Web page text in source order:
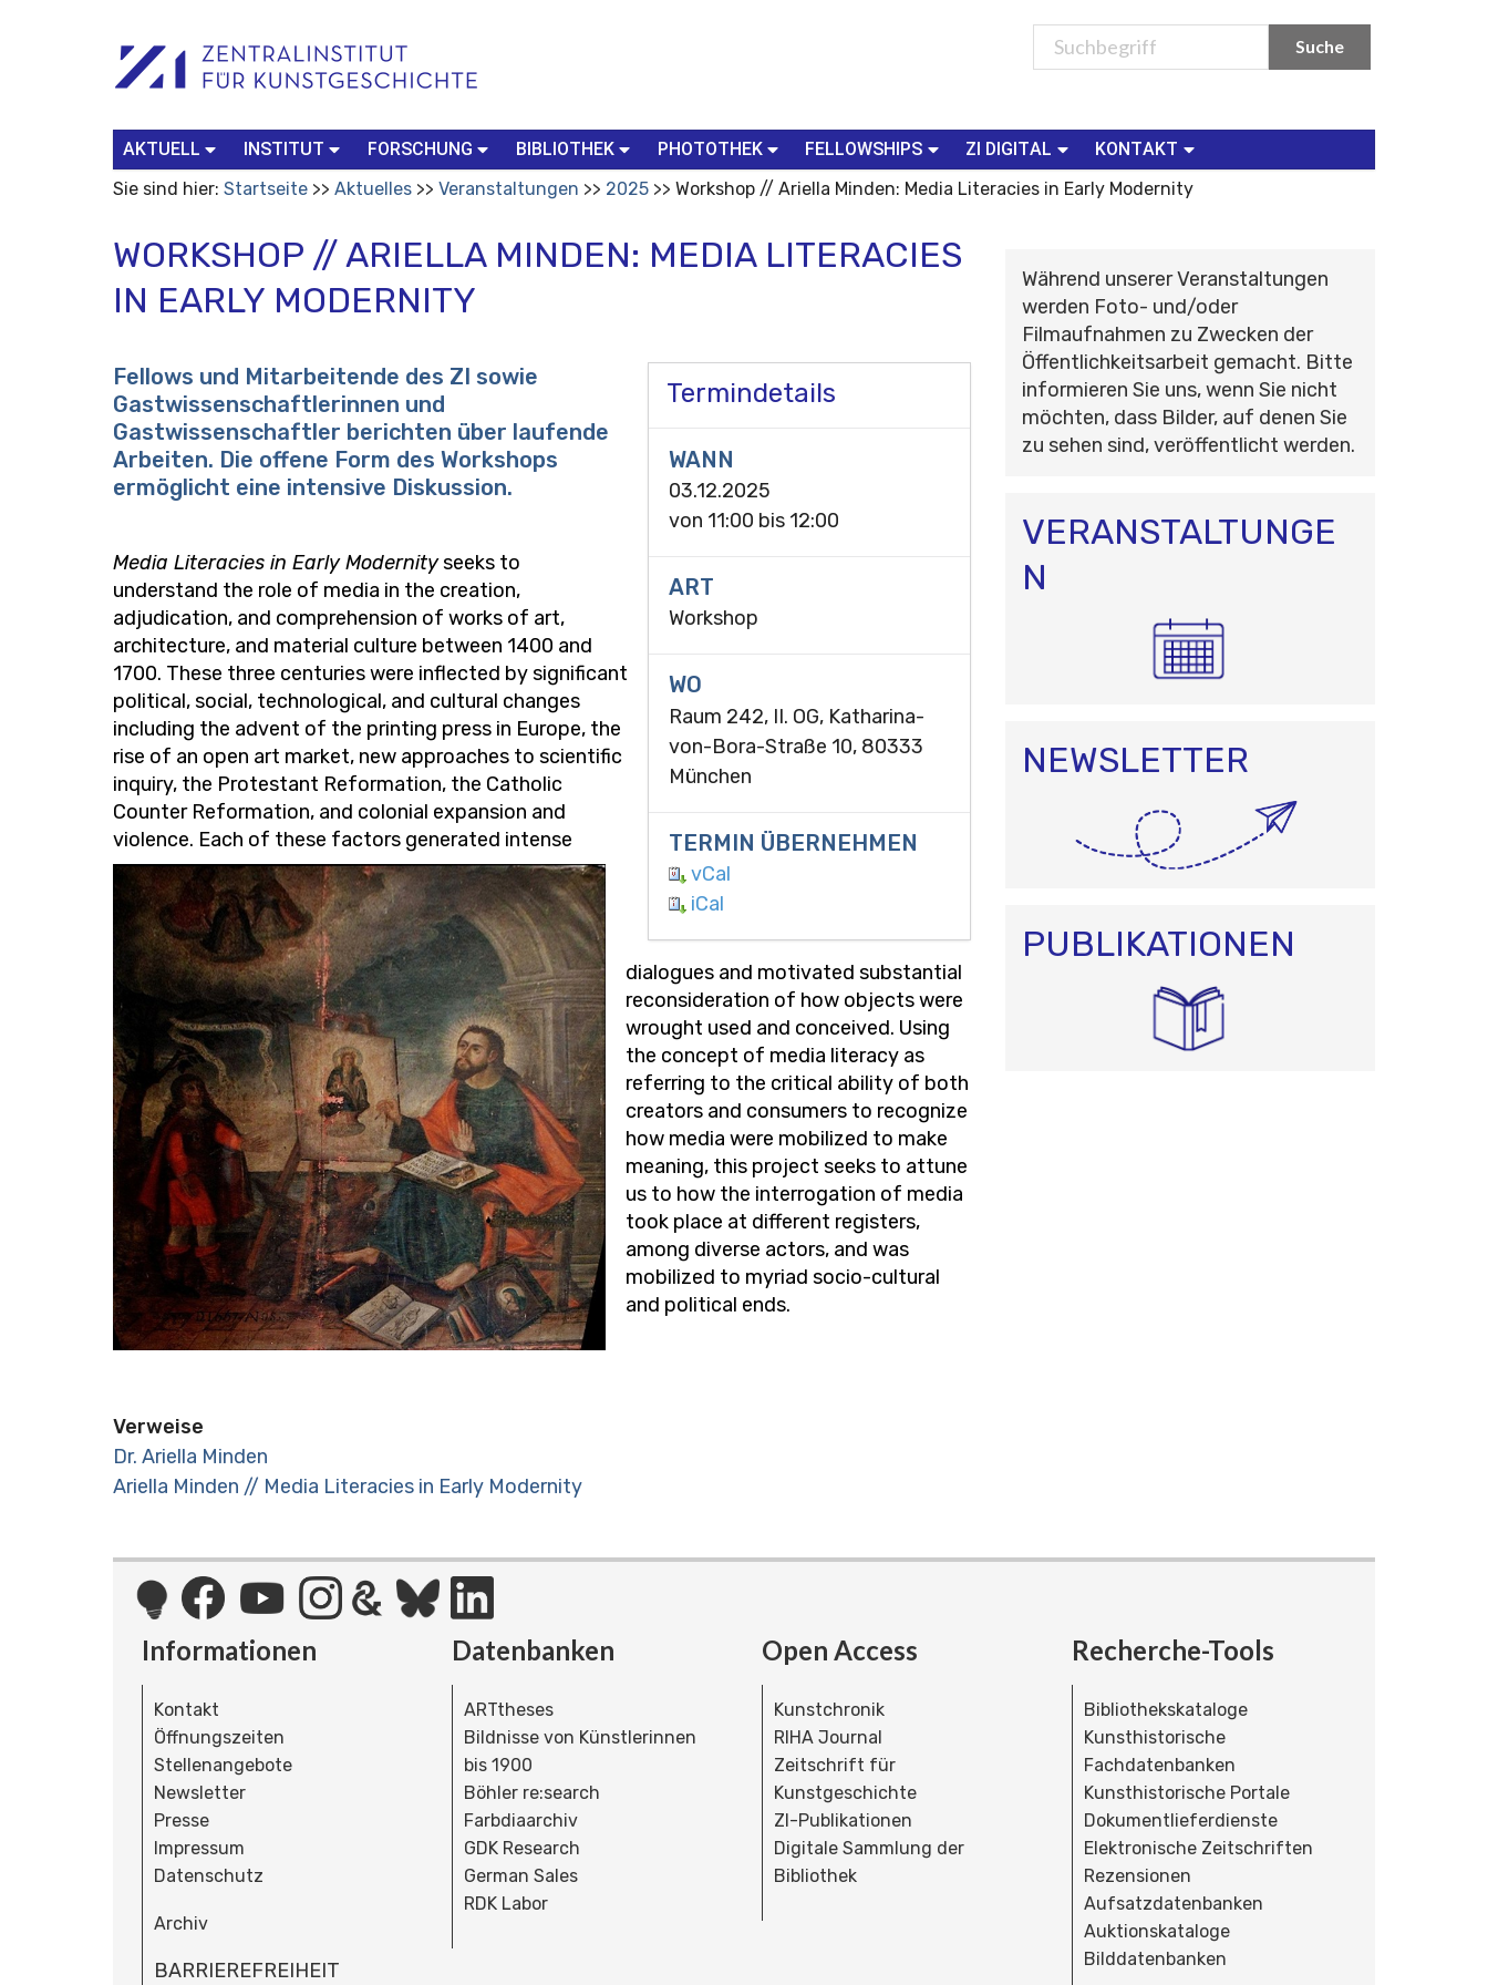
Werkzeuge
Search…
AKTUELL INSTITUT FORSCHUNG BIBLIOTHEK PHOTOTHEK FELLOWSHIPS ZI DIGITAL
KONTAKT
Sie sind hier: Startseite Aktuelles Veranstaltungen 2025 Workshop // Ariella Minden: Media Literacies in Early Modernity
WORKSHOP // ARIELLA MINDEN: MEDIA LITERACIES
IN EARLY MODERNITY
Termindetails
WANN
03.12.2025
von 11:00 bis 12:00
ART
Workshop
WO
Raum 242, II. OG, Katharina-
von-Bora-Straße 10, 80333
München
TERMIN ÜBERNEHMEN
vCal
iCal
Fellows und Mitarbeitende des ZI sowie
Gastwissenschaftlerinnen und
Gastwissenschaftler berichten über laufende
Arbeiten. Die offene Form des Workshops
ermöglicht eine intensive Diskussion.
Media Literacies in Early Modernityseeks to
understand the role of media in the creation,
adjudication, and comprehension of works of art,
architecture, and material culture between 1400 and
1700. These three centuries were inflected by significant
political, social, technological, and cultural changes
including the advent of the printing press in Europe, the
rise of an open art market, new approaches to scientific
inquiry, the Protestant Reformation, the Catholic
Counter Reformation, and colonial expansion and
violence. Each of these factors generated intense
dialogues and motivated substantial
reconsideration of how objects were
wrought used and conceived. Using
the concept of media literacy as
referring to the critical ability of both
creators and consumers to recognize
how media were mobilized to make
meaning, this project seeks to attune
us to how the interrogation of media
took place at different registers,
among diverse actors, and was
mobilized to myriad socio-cultural
and political ends.
Verweise
Dr. Ariella Minden
Ariella Minden // Media Literacies in Early Modernity
Während unserer Veranstaltungen
werden Foto- und/oder
Filmaufnahmen zu Zwecken der
Öffentlichkeitsarbeit gemacht. Bitte
informieren Sie uns, wenn Sie nicht
möchten, dass Bilder, auf denen Sie
zu sehen sind, veröffentlicht werden.
VERANSTALTUNGE
N
NEWSLETTER
PUBLIKATIONEN
Informationen
Kontakt
Öffnungszeiten
Stellenangebote
Newsletter
Presse
Impressum
Datenschutz
Archiv
BARRIEREFREIHEIT
Datenbanken
ARTtheses
Bildnisse von Künstlerinnen
bis 1900
Böhler re:search
Farbdiaarchiv
GDK Research
German Sales
RDK Labor
Open Access
Kunstchronik
RIHA Journal
Zeitschrift für
Kunstgeschichte
ZI-Publikationen
Digitale Sammlung der
Bibliothek
Recherche-Tools
Bibliothekskataloge
Kunsthistorische
Fachdatenbanken
Kunsthistorische Portale
Dokumentlieferdienste
Elektronische Zeitschriften
Rezensionen
Aufsatzdatenbanken
Auktionskataloge
Bilddatenbanken